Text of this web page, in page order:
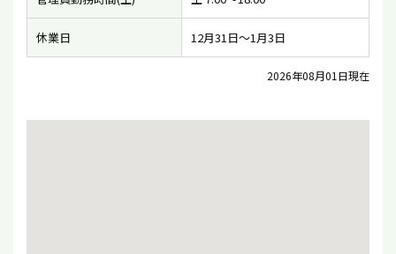
休業日 12月31日〜1月3日
2026年08月01日現在